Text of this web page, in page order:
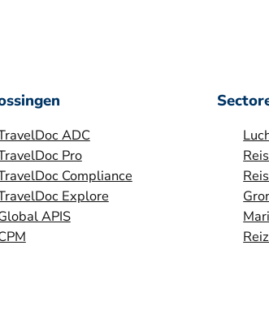
ADC
Pro
Compliance
Explore
APIS